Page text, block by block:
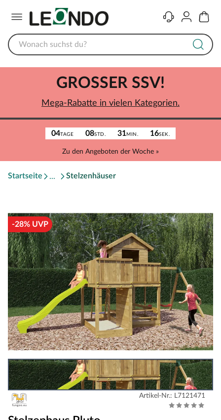
KontaktKonto
04TAGE 08STD. 31MIN. 16SEK.
Zu den Angeboten der Woche »
GROSSER SSV!
Mega-Rabatte in vielen Kategorien.
Startseite Stelzenhäuser
-28% UVP
Artikel-Nr.: L7121471